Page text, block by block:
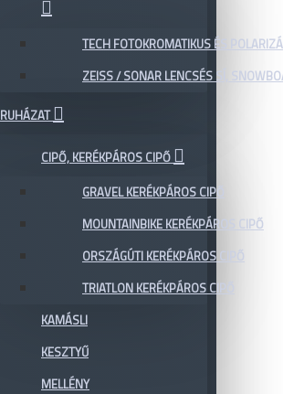
TECH FOTOKROMATIKUS ÉS
ZEISS / SONAR LENCSÉS SÍ,
RUHÁZAT
CIPŐ, KERÉKPÁROS CIPŐ
GRAVEL KERÉKPÁROS CIPŐ
MOUNTAINBIKE KERÉKPÁROS CIPŐ
ORSZÁGÚTI KERÉKPÁROS CIPŐ
TRIATLON KERÉKPÁROS CIPŐ
KAMÁSLI
KESZTYŰ
MELLÉNY